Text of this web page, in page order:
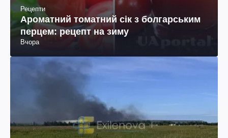
Рецепти
Ароматний томатний сік з болгарським
перцем: рецепт на зиму
Вчора